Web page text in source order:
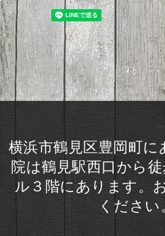
横浜市鶴見区豊岡町に
院は鶴見駅西口から
ル３階にあります。
ください